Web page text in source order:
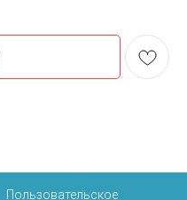
Пользовательское